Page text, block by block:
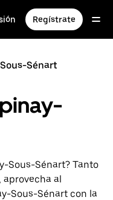
Regístrate
Sénart
Sous-Sénart? Tanto
aprovecha al
Sous-Sénart con la